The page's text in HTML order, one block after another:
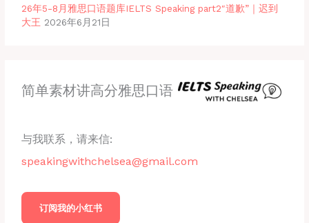
26年5-8月雅思口语题库IELTS Speaking part2″道歉”｜迟到
大王 2026年6月21日
简单素材讲高分雅思口语
与我联系，请来信:
speakingwithchelsea@gmail.com
订阅我的小红书